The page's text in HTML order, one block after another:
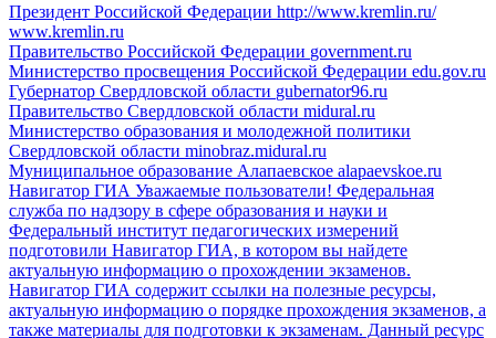
Президент Российской Федерации http://www.kremlin.ru/
www.kremlin.ru
Правительство Российской Федерации government.ru
Министерство просвещения Российской Федерации edu.gov.ru
Губернатор Свердловской области gubernator96.ru
Правительство Свердловской области midural.ru
Министерство образования и молодежной политики
Свердловской области minobraz.midural.ru
Муниципальное образование Алапаевское alapaevskoe.ru
Навигатор ГИА Уважаемые пользователи! Федеральная
служба по надзору в сфере образования и науки и
Федеральный институт педагогических измерений
подготовили Навигатор ГИА, в котором вы найдете
актуальную информацию о прохождении экзаменов.
Навигатор ГИА содержит ссылки на полезные ресурсы,
актуальную информацию о порядке прохождения экзаменов, а
также материалы для подготовки к экзаменам. Данный ресурс